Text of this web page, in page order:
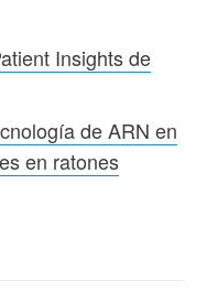
Insights de
de ARN en
en ratones